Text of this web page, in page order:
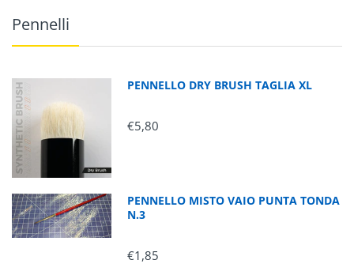
Pennelli
PENNELLO DRY BRUSH TAGLIA XL
€5,80
PENNELLO MISTO VAIO PUNTA TONDA
N.3
€1,85